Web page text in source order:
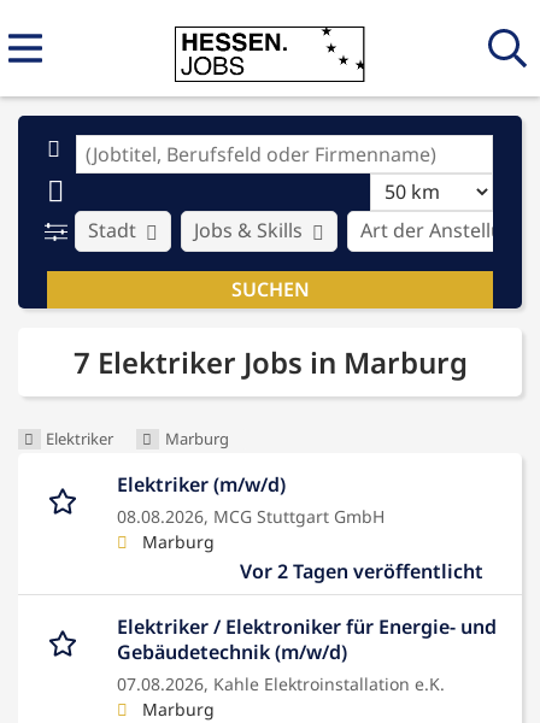
Stadt Art der Anstellung
Jobs & Skills
7 Elektriker Jobs in Marburg
Elektriker Marburg
Elektriker (m/w/d)
08.08.2026, MCG Stuttgart GmbH
Marburg
Vor 2 Tagen veröffentlicht
Elektriker / Elektroniker für Energie- und
Gebäudetechnik (m/w/d)
07.08.2026, Kahle Elektroinstallation e.K.
Marburg